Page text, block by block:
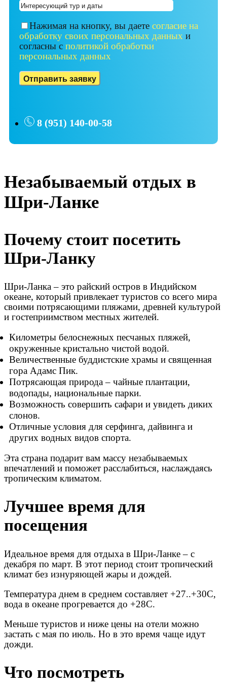
Нажимая на кнопку, вы даете согласие на
обработку своих персональных данных и
согласны с политикой обработки
персональных данных
8 (951) 140-00-58
Незабываемый отдых в
Шри-Ланке
Почему стоит посетить
Шри-Ланку
Шри-Ланка – это райский остров в Индийском
океане, который привлекает туристов со всего мира
своими потрясающими пляжами, древней культурой
и гостеприимством местных жителей.
Километры белоснежных песчаных пляжей,
окруженные кристально чистой водой.
Величественные буддистские храмы и священная
гора Адамс Пик.
Потрясающая природа – чайные плантации,
водопады, национальные парки.
Возможность совершить сафари и увидеть диких
слонов.
Отличные условия для серфинга, дайвинга и
других водных видов спорта.
Эта страна подарит вам массу незабываемых
впечатлений и поможет расслабиться, наслаждаясь
тропическим климатом.
Лучшее время для
посещения
Идеальное время для отдыха в Шри-Ланке – c
декабря по март. В этот период стоит тропический
климат без изнуряющей жары и дождей.
Температура днем в среднем составляет +27..+30С,
вода в океане прогревается до +28С.
Меньше туристов и ниже цены на отели можно
застать с мая по июль. Но в это время чаще идут
дожди.
Что посмотреть